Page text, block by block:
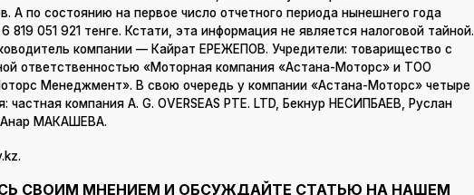
А по состоянию на первое число отчетного периода нынешнего года
819 051 921 тенге. Кстати, эта информация не является налоговой тайной.
компании — Кайрат ЕРЕЖЕПОВ. Учредители: товарищество с
ответственностью «Моторная компания «Астана-Моторс» и ТОО
Менеджмент». В свою очередь у компании «Астана-Моторс» четыре
частная компания A. G. OVERSEAS PTE. LTD, Бекнур НЕСИПБАЕВ, Руслан
МАКАШЕВА.
СВОИМ МНЕНИЕМ И ОБСУЖДАЙТЕ СТАТЬЮ НА НАШЕМ